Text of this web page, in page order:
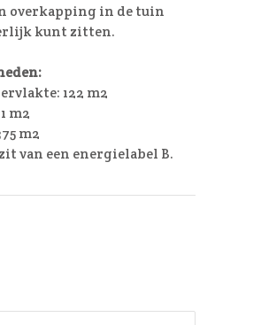
overkapping in de tuin
kunt zitten.
122 m2
m2
m2
van een energielabel B.